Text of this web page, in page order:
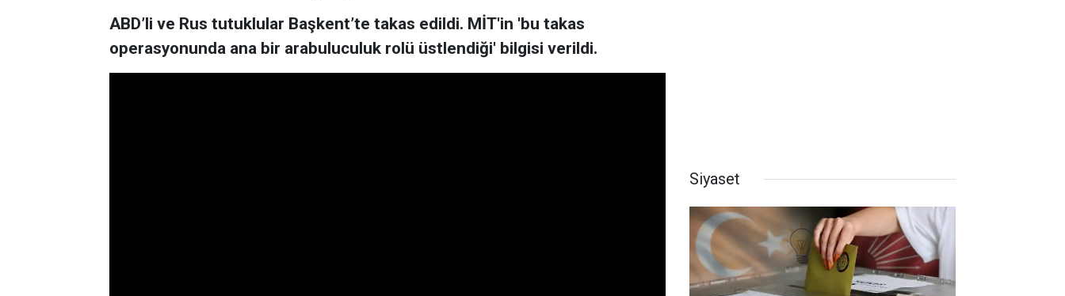
ABD’li ve Rus tutuklular Başkent’te takas edildi. MİT'in 'bu takas
operasyonunda ana bir arabuluculuk rolü üstlendiği' bilgisi verildi.
Siyaset